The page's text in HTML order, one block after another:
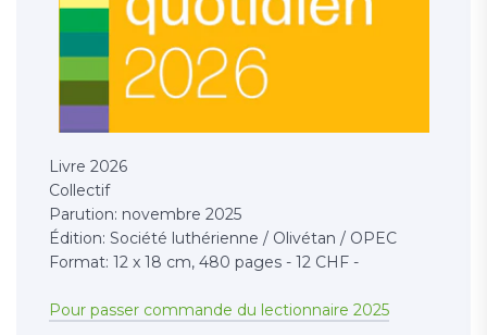
Livre 2026
Collectif
Parution: novembre 2025
Édition: Société luthérienne / Olivétan / OPEC
Format: 12 x 18 cm, 480 pages - 12 CHF -
Pour passer commande du lectionnaire 2025